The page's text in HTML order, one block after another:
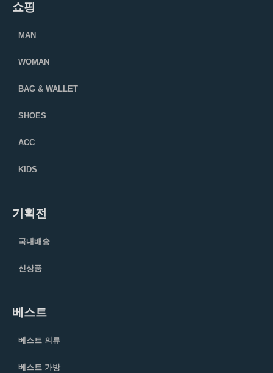
쇼핑
MAN
WOMAN
BAG & WALLET
SHOES
ACC
KIDS
기획전
국내배송
신상품
베스트
베스트 의류
베스트 가방